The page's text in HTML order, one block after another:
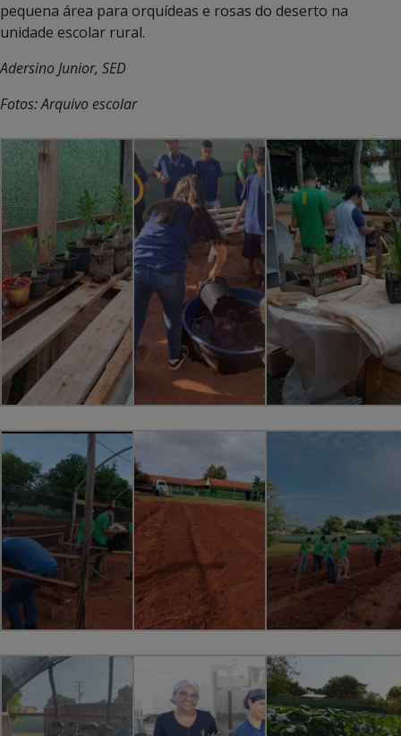
pequena área para orquídeas e rosas do deserto na
unidade escolar rural.
Adersino Junior, SED
Fotos: Arquivo escolar